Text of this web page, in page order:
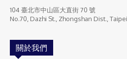
104 臺北市中山區大直街 70 號
No.70, Dazhi St., Zhongshan Dist.,
關於我們